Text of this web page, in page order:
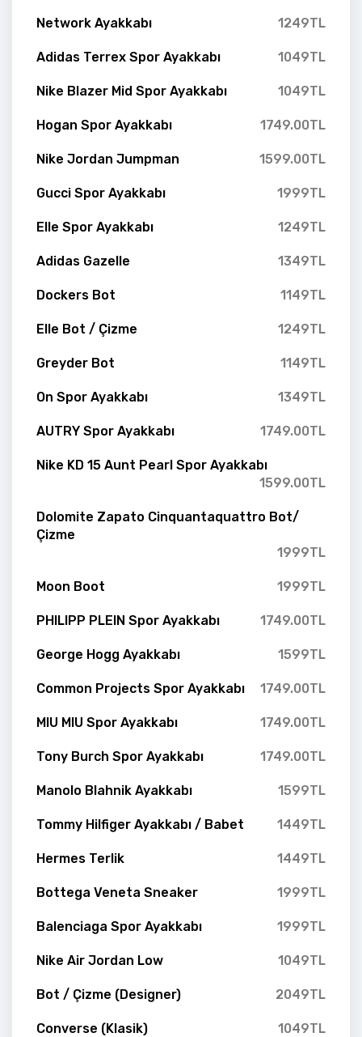
Network Ayakkabı 1249TL
Adidas Terrex Spor Ayakkabı 1049TL
Nike Blazer Mid Spor Ayakkabı 1049TL
Hogan Spor Ayakkabı 1749.00TL
Nike Jordan Jumpman 1599.00TL
Gucci Spor Ayakkabı 1999TL
Elle Spor Ayakkabı 1249TL
Adidas Gazelle 1349TL
Dockers Bot 1149TL
Elle Bot / Çizme 1249TL
Greyder Bot 1149TL
On Spor Ayakkabı 1349TL
AUTRY Spor Ayakkabı 1749.00TL
Nike KD 15 Aunt Pearl Spor Ayakkabı
1599.00TL
Dolomite Zapato Cinquantaquattro Bot/
Çizme
1999TL
Moon Boot 1999TL
PHILIPP PLEIN Spor Ayakkabı 1749.00TL
George Hogg Ayakkabı 1599TL
Common Projects Spor Ayakkabı 1749.00TL
MIU MIU Spor Ayakkabı 1749.00TL
Tony Burch Spor Ayakkabı 1749.00TL
Manolo Blahnik Ayakkabı 1599TL
Tommy Hilfiger Ayakkabı / Babet 1449TL
Hermes Terlik 1449TL
Bottega Veneta Sneaker 1999TL
Balenciaga Spor Ayakkabı 1999TL
Nike Air Jordan Low 1049TL
Bot / Çizme (Designer) 2049TL
Converse (Klasik) 1049TL